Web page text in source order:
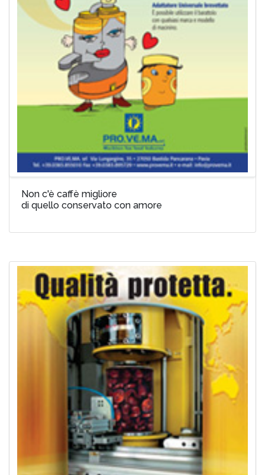
Non c'è caffè migliore
di quello conservato con amore